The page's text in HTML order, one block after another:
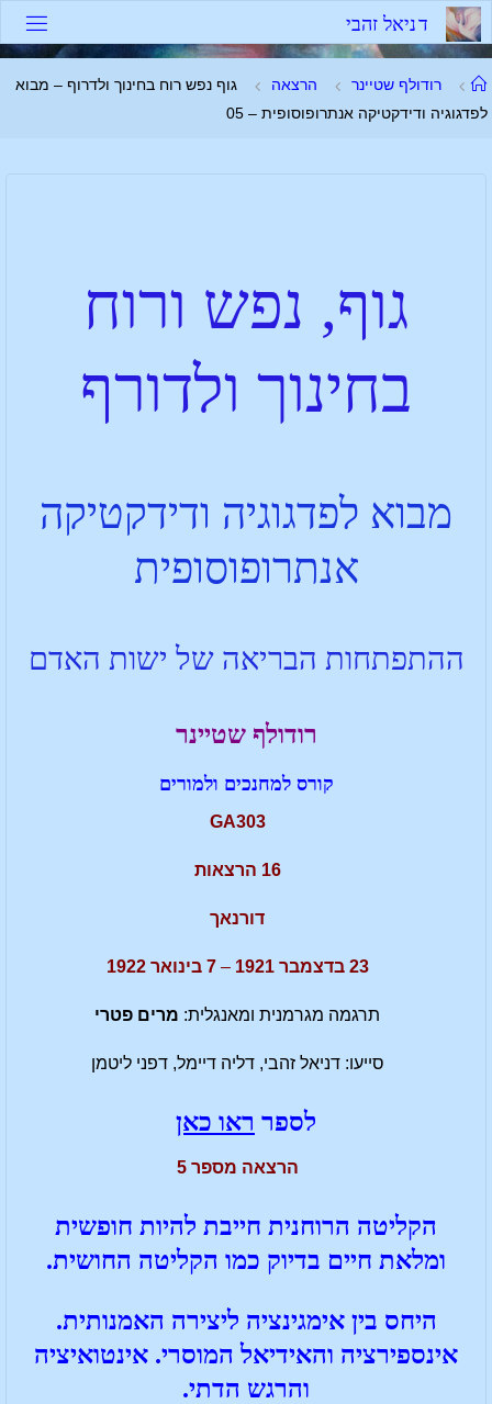
דניאל זהבי
רודולף שטיינר הרצאה
גוף נפש רוח בחינוך ולדרוף – מבוא
לפדגוגיה ודידקטיקה אנתרופוסופית – 05
גוף, נפש ורוח
בחינוך ולדורף
מבוא לפדגוגיה ודידקטיקה
אנתרופוסופית
ההתפתחות הבריאה של ישות האדם
רודולף שטיינר
קורס למחנכים ולמורים
GA303
16 הרצאות
דורנאך
23 בדצמבר 1921 – 7 בינואר 1922
תרגמה מגרמנית ומאנגלית: מרים פטרי
סייעו: דניאל זהבי, דליה דיימל, דפני ליטמן
לספר ראו כאן
הרצאה מספר 5
הקליטה הרוחנית חייבת להיות חופשית
ומלאת חיים בדיוק כמו הקליטה החושית.
היחס בין אימגינציה ליצירה האמנותית.
אינספירציה והאידיאל המוסרי. אינטואיציה
והרגש הדתי.